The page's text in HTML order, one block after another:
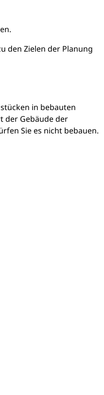
den Zielen der Planung
in bebauten
der Gebäude der
Sie es nicht bebauen.